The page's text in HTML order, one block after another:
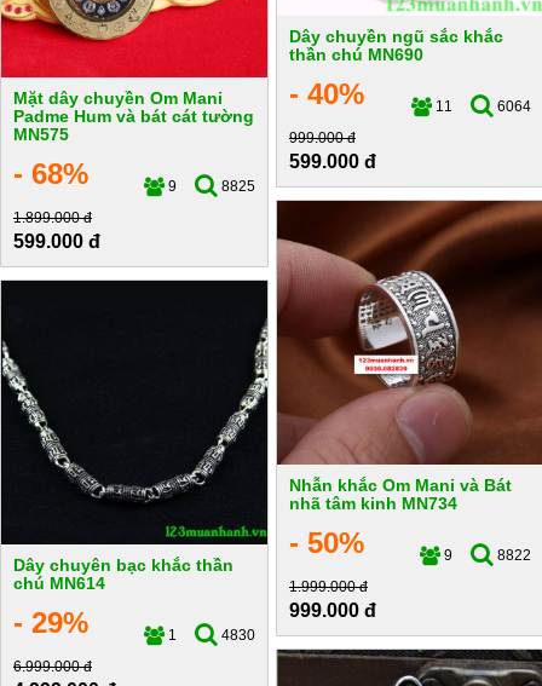
Dây chuyền ngũ sắc khắc
thần chú MN690
- 40% 11
6064
999.000 đ
599.000 đ
Mặt dây chuyền Om Mani
Padme Hum và bát cát tường
MN575
- 68% 9
8825
1.899.000 đ
599.000 đ
Nhẫn khắc Om Mani và Bát
nhã tâm kinh MN734
- 50% 9
8822
1.999.000 đ
999.000 đ
Dây chuyên bạc khắc thần
chú MN614
- 29% 1
4830
6.999.000 đ